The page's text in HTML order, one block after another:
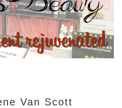
Van Scott